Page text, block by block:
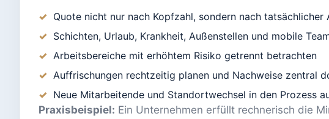
Quote nicht nur nach Kopfzahl, sondern nach tatsächlicher
Schichten, Urlaub, Krankheit, Außenstellen und mobile
Arbeitsbereiche mit erhöhtem Risiko getrennt betrachten
Auffrischungen rechtzeitig planen und Nachweise zentral
Neue Mitarbeitende und Standortwechsel in den Prozess
Praxisbeispiel: Ein Unternehmen erfüllt rechnerisch die